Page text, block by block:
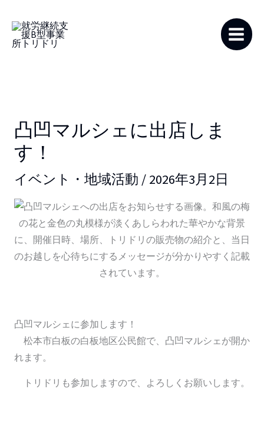
凸凹マルシェに出店しま
す！
イベント・地域活動 / 2026年3月2日
凸凹マルシェに参加します！
松本市白板の白板地区公民館で、凸凹マルシェが開か
れます。
トリドリも参加しますので、よろしくお願いします。